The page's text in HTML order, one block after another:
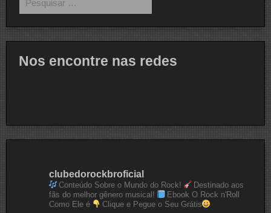
por:
Nos encontre nas redes
clubedorockbroficial
Conteúdo Sobre o Mundo do Rock!
Destinado aos
fãs do melhor gênero musical!
Ebook O Rock n'Roll
Como Ele é
Clique e Pegue o Seu Grátis